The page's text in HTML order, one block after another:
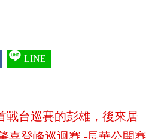
LINE
戰台巡賽的彭雄，後來居